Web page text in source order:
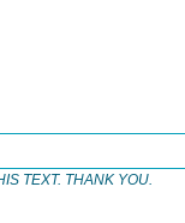
TEXT. THANK YOU.